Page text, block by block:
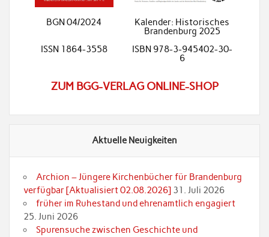
BGN 04/2024
Kalender: Historisches
Brandenburg 2025
ISSN 1864-3558
ISBN 978-3-945402-30-
6
ZUM BGG-VERLAG ONLINE-SHOP
Aktuelle Neuigkeiten
Archion – Jüngere Kirchenbücher für Brandenburg
verfügbar [Aktualisiert 02.08.2026] 31. Juli 2026
früher im Ruhestand und ehrenamtlich engagiert
25. Juni 2026
Spurensuche zwischen Geschichte und